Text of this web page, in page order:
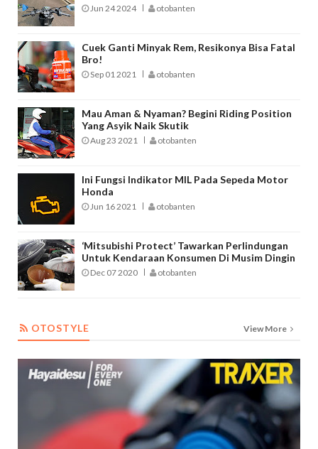
Jun 24 2024 otobanten
Cuek Ganti Minyak Rem, Resikonya Bisa Fatal
Bro!
Sep 01 2021 otobanten
Mau Aman & Nyaman? Begini Riding Position
Yang Asyik Naik Skutik
Aug 23 2021 otobanten
Ini Fungsi Indikator MIL Pada Sepeda Motor
Honda
Jun 16 2021 otobanten
‘Mitsubishi Protect’ Tawarkan Perlindungan
Untuk Kendaraan Konsumen Di Musim Dingin
Dec 07 2020 otobanten
OTOSTYLE View More